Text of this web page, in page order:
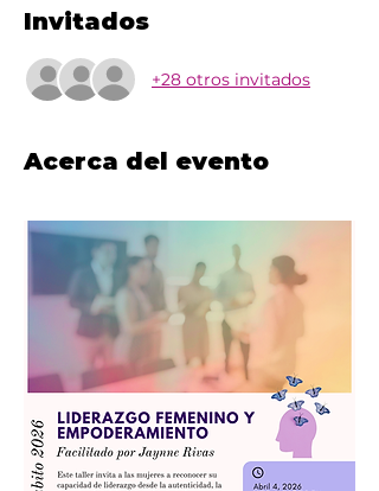
Invitados
+28 otros invitados
Acerca del evento